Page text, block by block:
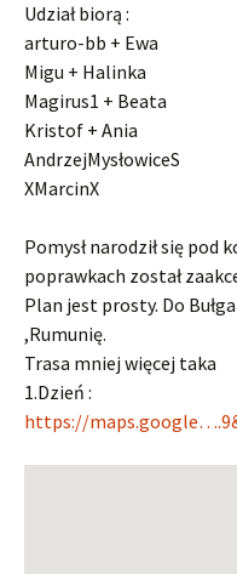
Udział biorą :
arturo-bb + Ewa
Migu + Halinka
Magirus1 + Beata
Kristof + Ania
AndrzejMysłowiceS
XMarcinX
Pomysł narodził się pod
poprawkach został
Plan jest prosty. Do
,Rumunię.
Trasa mniej więcej taka
1.Dzień :
https://